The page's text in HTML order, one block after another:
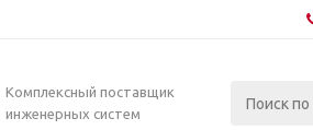
Комплексный поставщик
инженерных систем